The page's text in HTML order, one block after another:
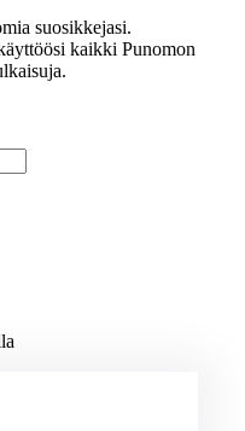
suosikkejasi.
kaikki Punomon